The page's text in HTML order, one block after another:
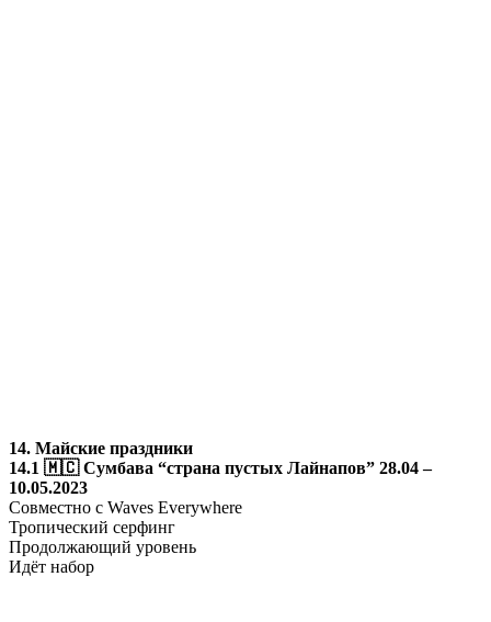
14. Майские праздники
14.1 🇲🇨 Сумбава “страна пустых Лайнапов” 28.04 –
10.05.2023
Совместно с Waves Everywhere
Тропический серфинг
Продолжающий уровень
Идёт набор